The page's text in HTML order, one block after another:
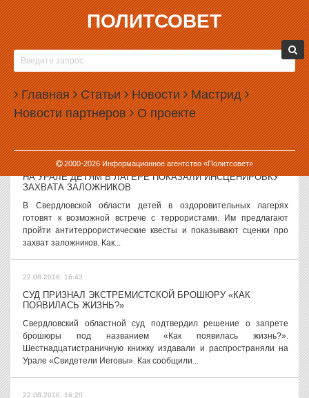
ПОЛИТСОВЕТ
Главная Статьи Новости Мастрид
Новости партнеров О проекте
2000-2026Информационное агентство «Политсовет»
22.08.2016, 17:53
ДЕПУТАТА, СОВЕТОВАВШЕГО «ПОМЕНЬШЕ ПИТАТЬСЯ»,
ТРЕБУЮТ СНЯТЬ С ВЫБОРОВ
23 августа в Свердловском областном суде состоится
рассмотрение административного иска к Окружной избирательной
комиссии об отмене решения о регистрации кандидатом в
депутаты Законодательного...
22.08.2016, 17:24
НА УРАЛЕ ДЕТЯМ В ЛАГЕРЕ ПОКАЗАЛИ ИНСЦЕНИРОВКУ
ЗАХВАТА ЗАЛОЖНИКОВ
В Свердловской области детей в оздоровительных лагерях
готовят к возможной встрече с террористами. Им предлагают
пройти антитеррористические квесты и показывают сценки про
захват заложников. Как...
22.08.2016, 16:43
СУД ПРИЗНАЛ ЭКСТРЕМИСТСКОЙ БРОШЮРУ «КАК
ПОЯВИЛАСЬ ЖИЗНЬ?»
Свердловский областной суд подтвердил решение о запрете
брошюры под названием «Как появилась жизнь?».
Шестнадцатистраничную книжку издавали и распространяли на
Урале «Свидетели Иеговы». Как сообщили...
22.08.2016, 16:20